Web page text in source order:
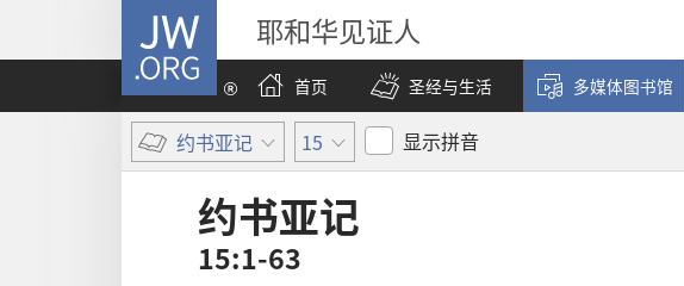
JW.ORG 耶和华见证人
首页
圣经与生活 多媒体图书馆
约书亚记 15 显示拼音
约书亚记
15:1-63